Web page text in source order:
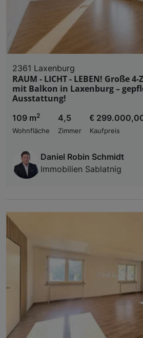
2361 Laxenburg
RAUM - LICHT - LEBEN! Große
mit Balkon in Laxenburg –
Ausstattung!
109 m2
Wohnfläche
4,5
Zimmer
€
Kaufpreis
Daniel Robin Schmidt
Immobilien Sablatnig